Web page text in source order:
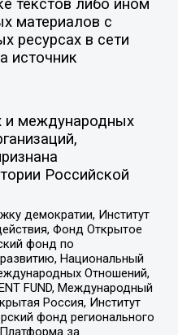
текстов либо ином
материалов с
ресурсах в сети
источник
и международных
Российской
демократии, Институт
Фонд Открытое
фонд по
Национальный
Отношений,
FUND, Международный
Россия, Институт
фонд регионального
за